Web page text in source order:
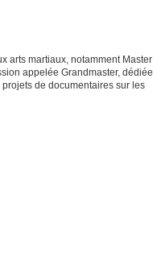
arts martiaux, notamment Master
appelée Grandmaster, dédiée
de documentaires sur les